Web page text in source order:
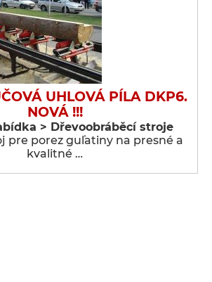
UHLOVÁ PÍLA DKP6.
NOVÁ !!!
> Dřevoobráběcí stroje
pre porez guľatiny na presné a
kvalitné …